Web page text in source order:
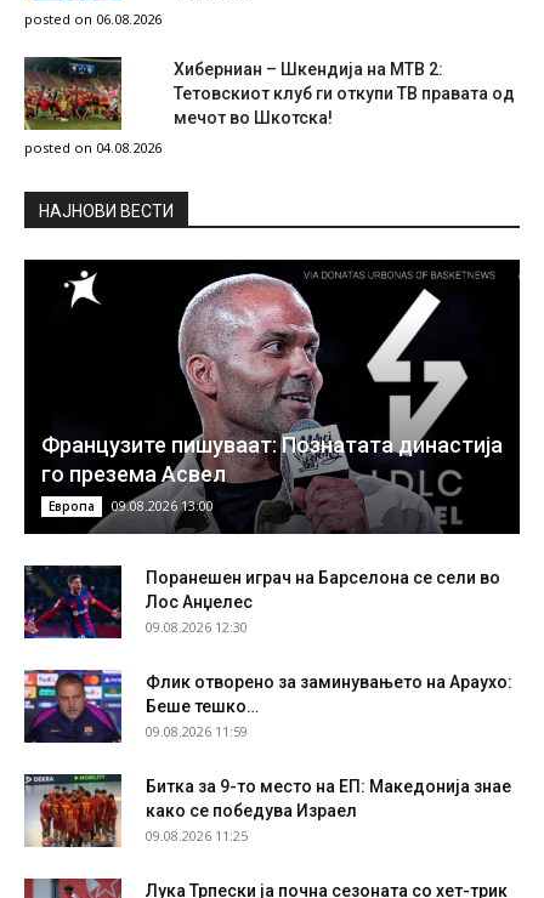
posted on 06.08.2026
Хиберниан – Шкендија на МТВ 2:
Тетовскиот клуб ги откупи ТВ правата од
мечот во Шкотска!
posted on 04.08.2026
НAЈНОВИ ВЕСТИ
Французите пишуваат: Познатата династија
го презема Асвел
Европа 09.08.2026 13:00
Поранешен играч на Барселона се сели во
Лос Анџелес
09.08.2026 12:30
Флик отворено за заминувањето на Араухо:
Беше тешко…
09.08.2026 11:59
Битка за 9-то место на ЕП: Македонија знае
како се победува Израел
09.08.2026 11:25
Лука Трпески ја почна сезоната со хет-трик